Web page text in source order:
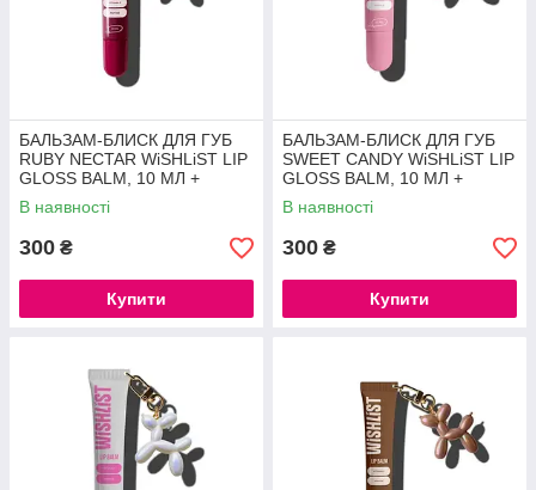
БАЛЬЗАМ-БЛИСК ДЛЯ ГУБ
RUBY NECTAR WiSHLiST LIP
GLOSS BALM, 10 МЛ +
ІГРАШКА-БРЕЛОК
В наявності
300 ₴
Купити
БАЛЬЗАМ-БЛИСК ДЛЯ ГУБ
SWEET CANDY WiSHLiST LIP
GLOSS BALM, 10 МЛ +
ІГРАШКА-БРЕЛОК
В наявності
300 ₴
Купити